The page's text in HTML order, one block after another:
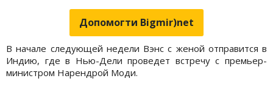
Допомогти Bigmir)net
В начале следующей недели Вэнс с женой отправится в
Индию, где в Нью-Дели проведет встречу с премьер-
министром Нарендрой Моди.